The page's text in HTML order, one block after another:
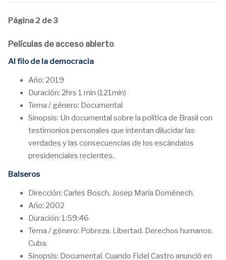
Página 2 de 3
Películas de acceso abierto
Al filo de la democracia
Año: 2019
Duración: 2hrs 1 min (121min)
Tema / género: Documental
Sinopsis: Un documental sobre la política de Brasil con
testimonios personales que intentan dilucidar las
verdades y las consecuencias de los escándalos
presidenciales recientes.
Balseros
Dirección: Carles Bosch, Josep María Domènech.
Año: 2002
Duración: 1:59:46
Tema / género: Pobreza. Libertad. Derechos humanos.
Cuba.
Sinopsis: Documental. Cuando Fidel Castro anunció en